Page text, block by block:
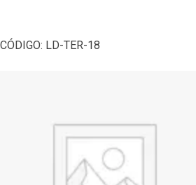
CÓDIGO: LD-TER-18